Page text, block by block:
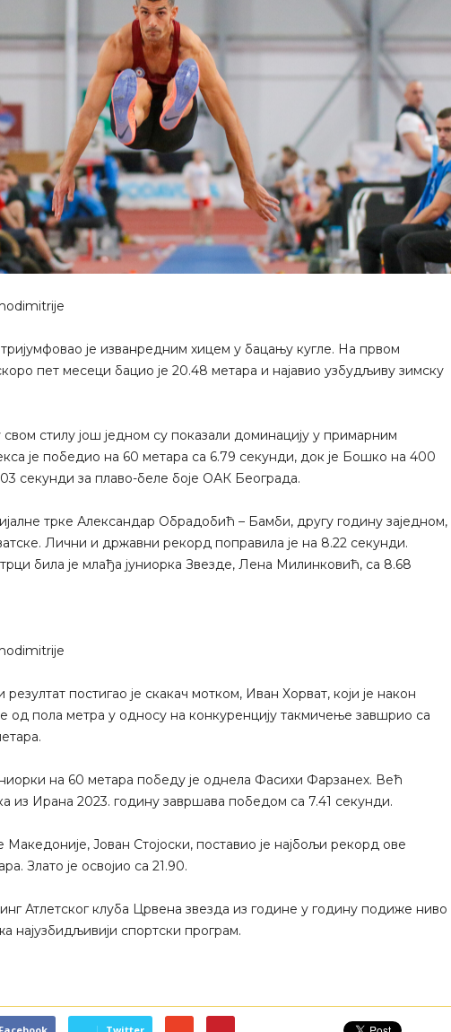
је изванредним хицем у бацању кугле. На првом
пет месеци бацио је 20.48 метара и најавио узбудљиву зимску
стилу још једном су показали доминацију у примарним
је победио на 60 метара са 6.79 секунди, док је Бошко на 400
секунди за плаво-беле боје ОАК Београда.
трке Александар Обрадобић – Бамби, другу годину заједном,
Лични и државни рекорд поправила је на 8.22 секунди.
била је млађа јуниорка Звезде, Лена Милинковић, са 8.68
постигао је скакач мотком, Иван Хорват, који је након
од пола метра у односу на конкуренцију такмичење завшрио са
на 60 метара победу је однела Фасихи Фарзанех. Већ
из Ирана 2023. годину завршава победом са 7.41 секунди.
Јован Стојоски, поставио је најбољи рекорд ове
Злато је освојио са 21.90.
Атлетског клуба Црвена звезда из године у годину подиже ниво
најузбидљивији спортски програм.